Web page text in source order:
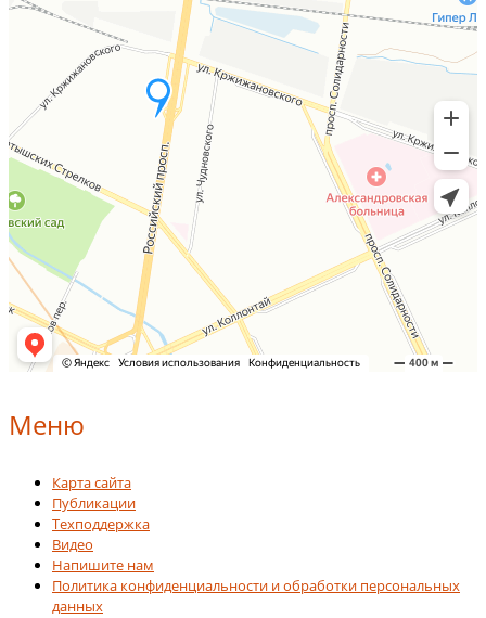
Меню
Карта сайта
Публикации
Техподдержка
Видео
Напишите нам
Политика конфиденциальности и обработки персональных
данных